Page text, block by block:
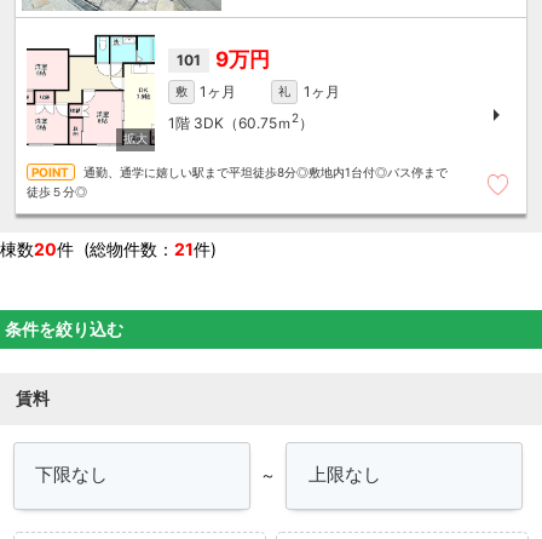
101 9万円
敷 1ヶ月 礼
1ヶ月
1階 3DK（60.75ｍ 2）
通勤、通学に嬉しい駅まで平坦徒歩8分◎敷地内1台付◎バス停まで
徒歩５分◎
棟数20件 (総物件数： 21件)
条件を絞り込む
賃料
～